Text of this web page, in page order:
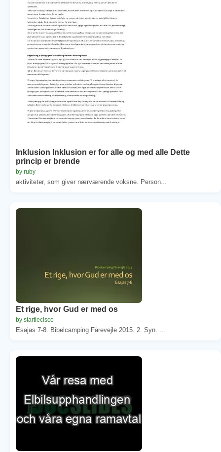
Inklusion Inklusion er for alle og med alle Dette
princip er brende
by ruby
aktiviteter, som giver nærværende voksne. Person...
Et rige, hvor Gud er med os
by startlecisco
Esajas 7-8. Bibelcamping Fårevejle 2015. 2. Syn. ...